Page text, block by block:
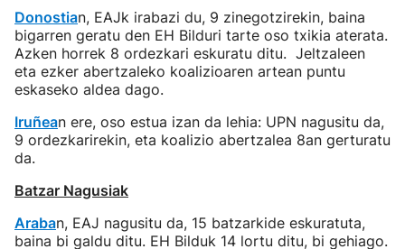
Donostian, EAJk irabazi du, 9 zinegotzirekin, baina
bigarren geratu den EH Bilduri tarte oso txikia aterata.
Azken horrek 8 ordezkari eskuratu ditu. Jeltzaleen
eta ezker abertzaleko koalizioaren artean puntu
eskaseko aldea dago.
Iruñean ere, oso estua izan da lehia: UPN nagusitu da,
9 ordezkarirekin, eta koalizio abertzalea 8an gerturatu
da.
Batzar Nagusiak
Araban, EAJ nagusitu da, 15 batzarkide eskuratuta,
baina bi galdu ditu. EH Bilduk 14 lortu ditu, bi gehiago.